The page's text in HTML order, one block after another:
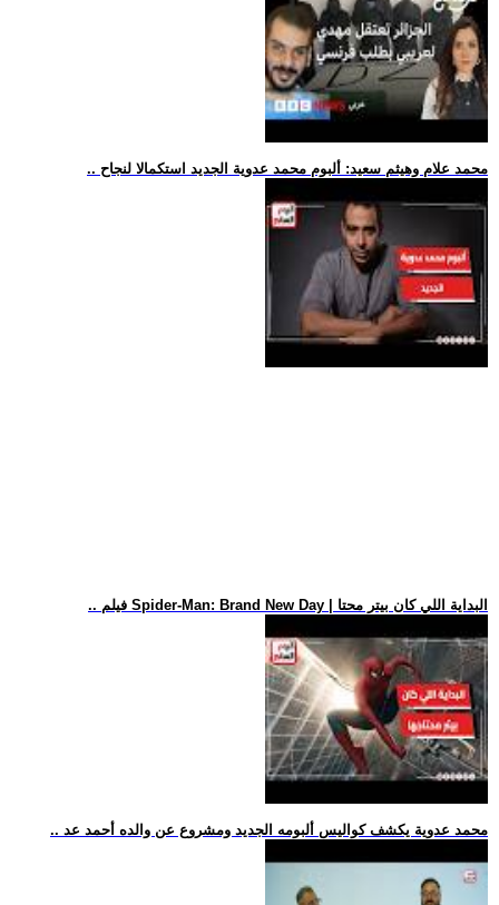
.. محمد علام وهيثم سعيد: ألبوم محمد عدوية الجديد استكمالا لنجاح
.. فيلم Spider-Man: Brand New Day | البداية اللي كان بيتر محتا
.. محمد عدوية يكشف كواليس ألبومه الجديد ومشروع عن والده أحمد عد